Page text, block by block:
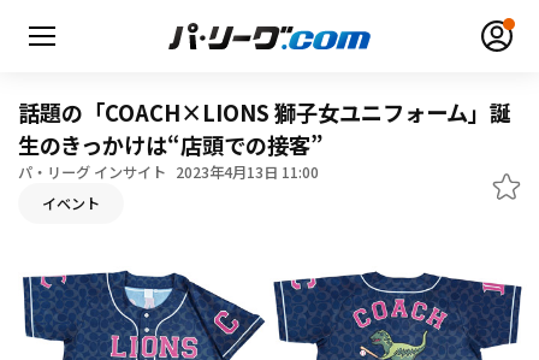
無料アカウント登録
HOME
動画
話題の「COACH×LIONS 獅子女ユニフォーム」誕
生のきっかけは“店頭での接客”
パ・リーグ インサイト 2023年4月13日 11:00
イベント